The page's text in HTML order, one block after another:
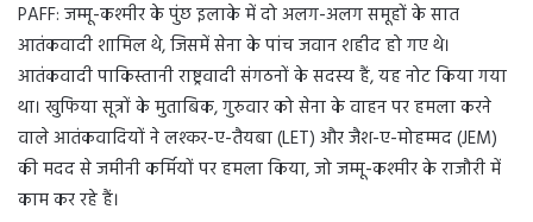
PAFF: जम्मू-कश्मीर के पुंछ इलाके में दो अलग-अलग समूहों के सात
आतंकवादी शामिल थे, जिसमें सेना के पांच जवान शहीद हो गए थे।
आतंकवादी पाकिस्तानी राष्ट्रवादी संगठनों के सदस्य हैं, यह नोट किया गया
था। खुफिया सूत्रों के मुताबिक, गुरुवार को सेना के वाहन पर हमला करने
वाले आतंकवादियों ने लश्कर-ए-तैयबा (LET) और जैश-ए-मोहम्मद (JEM)
की मदद से जमीनी कर्मियों पर हमला किया, जो जम्मू-कश्मीर के राजौरी में
काम कर रहे हैं।